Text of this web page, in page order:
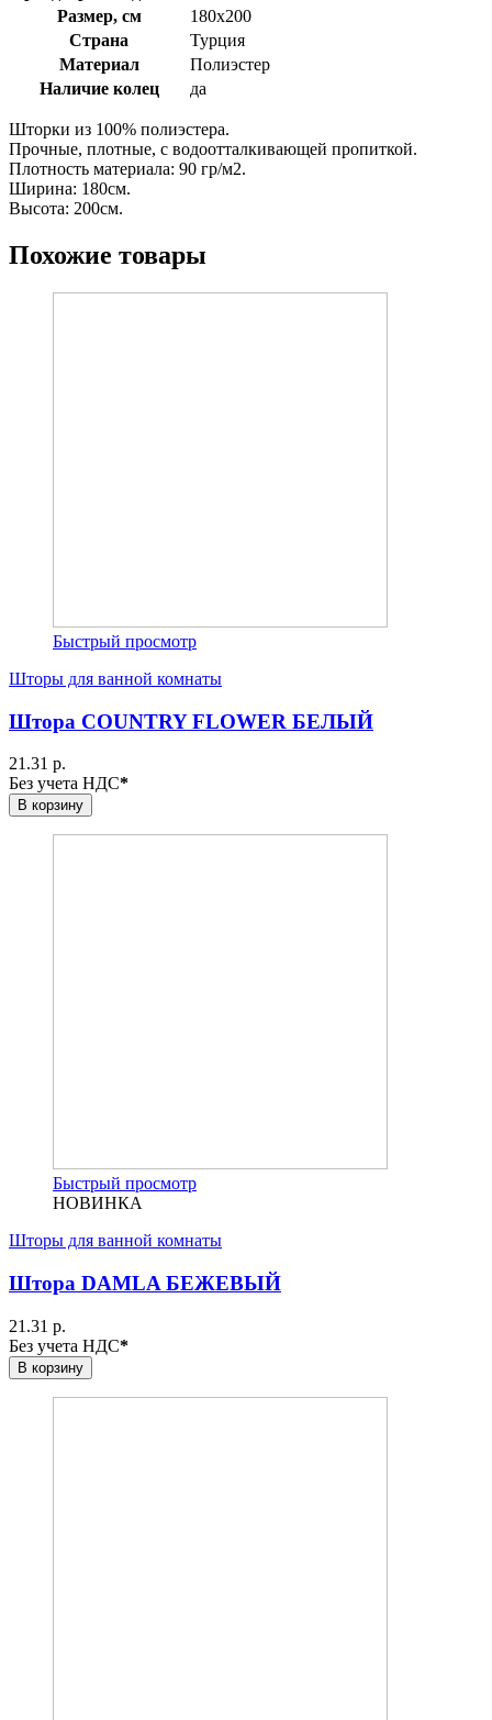
Размер, см
180х200
Страна
Турция
Материал
Полиэстер
Наличие колец
да
Шторки из 100% полиэстера.
Прочные, плотные, с водоотталкивающей пропиткой.
Плотность материала: 90 гр/м2.
Ширина: 180см.
Высота: 200см.
Похожие товары
Быстрый просмотр
Шторы для ванной комнаты
Штора COUNTRY FLOWER БЕЛЫЙ
21.31 р.
Без учета НДС*
В корзину
Быстрый просмотр
НОВИНКА
Шторы для ванной комнаты
Штора DAMLA БЕЖЕВЫЙ
21.31 р.
Без учета НДС*
В корзину